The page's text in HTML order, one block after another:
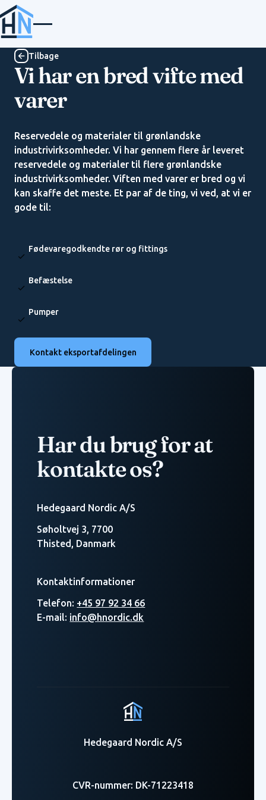
Tilbage
Tilbage
Vi har en bred vifte med
varer
Reservedele og materialer til grønlandske
industrivirksomheder. Vi har gennem flere år leveret
reservedele og materialer til flere grønlandske
industrivirksomheder. Viften med varer er bred og vi
kan skaffe det meste. Et par af de ting, vi ved, at vi er
gode til:
Fødevaregodkendte rør og fittings
Befæstelse
Pumper
Kontakt eksportafdelingen
Kontakt eksportafdelingen
Har du brug for at
kontakte os?
Hedegaard Nordic A/S
Søholtvej 3, 7700
Thisted, Danmark
Kontaktinformationer
Telefon: +45 97 92 34 66
E-mail: info@hnordic.dk
Hedegaard Nordic A/S
CVR-nummer: DK-71223418